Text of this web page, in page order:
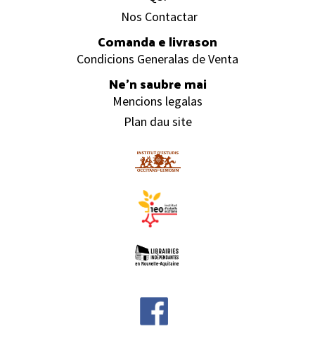
Nos Contactar
Comanda e livrason
Condicions Generalas de Venta
Ne’n saubre mai
Mencions legalas
Plan dau site